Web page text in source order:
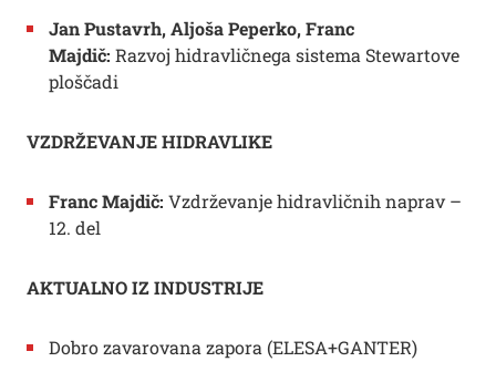
Jan Pustavrh, Aljoša Peperko, Franc
Majdič: Razvoj hidravličnega sistema Stewartove
ploščadi
VZDRŽEVANJE HIDRAVLIKE
Franc Majdič: Vzdrževanje hidravličnih naprav –
12. del
AKTUALNO IZ INDUSTRIJE
Dobro zavarovana zapora (ELESA+GANTER)